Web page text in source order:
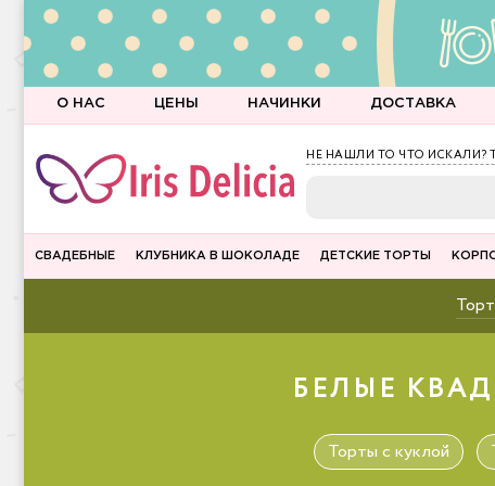
О НАС ЦЕНЫ НАЧИНКИ ДОСТАВКА
НЕ НАШЛИ ТО ЧТО ИСКАЛИ?
СВАДЕБНЫЕ КЛУБНИКА В ШОКОЛАДЕ ДЕТСКИЕ ТОРТЫ
БЕЛЫЕ
Торты с куклой